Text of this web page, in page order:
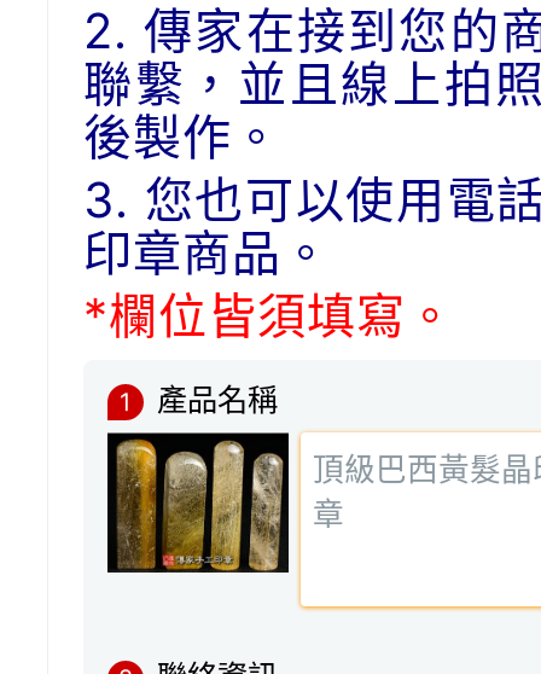
2. 傳家在接到您的
聯繫，並且線上拍
後製作。
3. 您也可以使用電
印章商品。
*欄位皆須填寫。
1 產品名稱